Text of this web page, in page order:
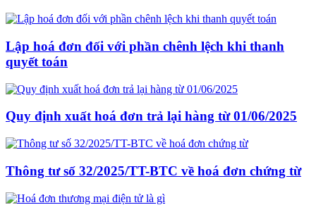
Lập hoá đơn đối với phần chênh lệch khi thanh
quyết toán
Quy định xuất hoá đơn trả lại hàng từ 01/06/2025
Thông tư số 32/2025/TT-BTC về hoá đơn chứng từ